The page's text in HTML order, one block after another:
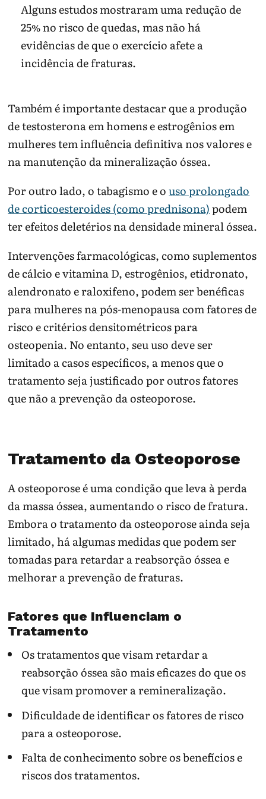
Alguns estudos mostraram uma redução de
25% no risco de quedas, mas não há
evidências de que o exercício afete a
incidência de fraturas.
Também é importante destacar que a produção
de testosterona em homens e estrogênios em
mulheres tem influência definitiva nos valores e
na manutenção da mineralização óssea.
Por outro lado, o tabagismo e ouso prolongado
de corticoesteroides (como prednisona)podem
ter efeitos deletérios na densidade mineral óssea.
Intervenções farmacológicas, como suplementos
de cálcio e vitamina D, estrogênios, etidronato,
alendronato e raloxifeno, podem ser benéficas
para mulheres na pós-menopausa com fatores de
risco e critérios densitométricos para
osteopenia. No entanto, seu uso deve ser
limitado a casos específicos, a menos que o
tratamento seja justificado por outros fatores
que não a prevenção da osteoporose.
Tratamento da Osteoporose
A osteoporose é uma condição que leva à perda
da massa óssea, aumentando o risco de fratura.
Embora o tratamento da osteoporose ainda seja
limitado, há algumas medidas que podem ser
tomadas para retardar a reabsorção óssea e
melhorar a prevenção de fraturas.
Fatores que Influenciam o
Tratamento
Os tratamentos que visam retardar a
reabsorção óssea são mais eficazes do que os
que visam promover a remineralização.
Dificuldade de identificar os fatores de risco
para a osteoporose.
Falta de conhecimento sobre os benefícios e
riscos dos tratamentos.